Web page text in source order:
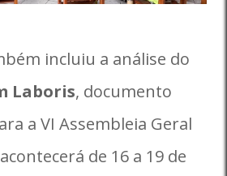
incluiu a análise do
Laboris, documento
a VI Assembleia Geral
de 16 a 19 de